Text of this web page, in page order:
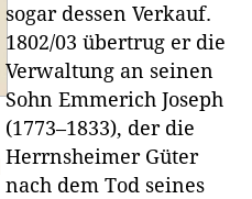
sogar dessen Verkauf.
1802/03 übertrug er die
Verwaltung an seinen
Sohn Emmerich Joseph
(1773–1833), der die
Herrnsheimer Güter
nach dem Tod seines